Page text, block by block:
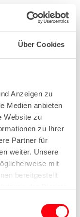
Über Cookies
Anzeigen zu
Medien anbieten
Website zu
zu Ihrer
Partner für
weiter. Unsere
mit
bereitgestellt